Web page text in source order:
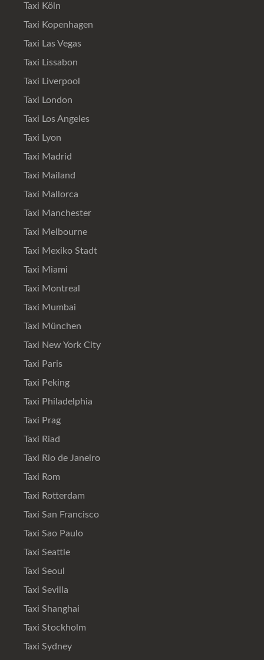
Taxi Köln
Taxi Kopenhagen
Taxi Las Vegas
Taxi Lissabon
Taxi Liverpool
Taxi London
Taxi Los Angeles
Taxi Lyon
Taxi Madrid
Taxi Mailand
Taxi Mallorca
Taxi Manchester
Taxi Melbourne
Taxi Mexiko Stadt
Taxi Miami
Taxi Montreal
Taxi Mumbai
Taxi München
Taxi New York City
Taxi Paris
Taxi Peking
Taxi Philadelphia
Taxi Prag
Taxi Riad
Taxi Rio de Janeiro
Taxi Rom
Taxi Rotterdam
Taxi San Francisco
Taxi Sao Paulo
Taxi Seattle
Taxi Seoul
Taxi Sevilla
Taxi Shanghai
Taxi Stockholm
Taxi Sydney